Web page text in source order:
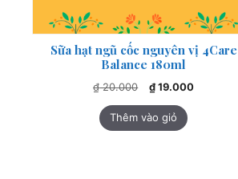
Sữa hạt ngũ cốc nguyên vị 4Care
Balance 180ml
₫20.000
Giá
là:
₫ 20.000.
₫ 19.000Giá
Thêm vào giỏ